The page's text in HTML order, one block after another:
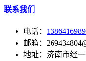
联系我们
电话：
邮箱：
地址：济南市经